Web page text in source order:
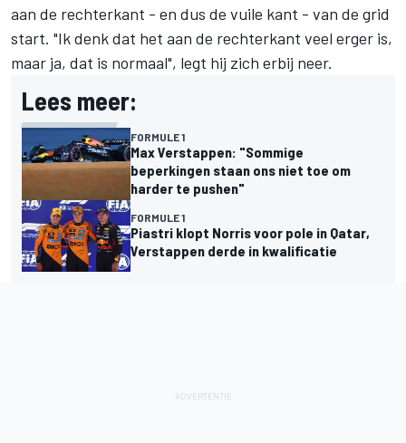
aan de rechterkant - en dus de vuile kant - van de grid
start. "Ik denk dat het aan de rechterkant veel erger is,
maar ja, dat is normaal", legt hij zich erbij neer.
Lees meer:
FORMULE 1
Max Verstappen: "Sommige
beperkingen staan ons niet toe om
harder te pushen"
FORMULE 1
Piastri klopt Norris voor pole in Qatar,
Verstappen derde in kwalificatie